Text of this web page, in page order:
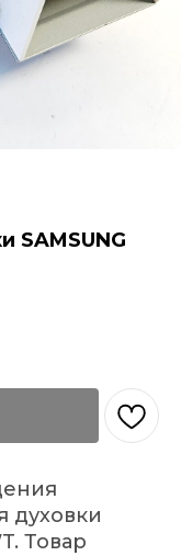
SAMSUNG
духовки
Товар